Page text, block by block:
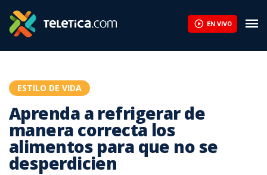
EN VIVO
ESTILO DE VIDA
Aprenda a refrigerar de
manera correcta los
alimentos para que no se
desperdicien